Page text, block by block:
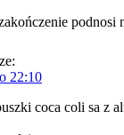
podnosi
22:10
coca coli sa z